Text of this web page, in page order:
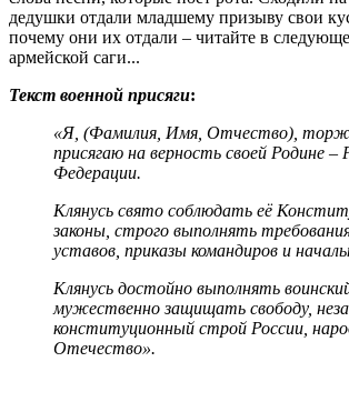
дедушки отдали младшему призыву свои
почему они их отдали – читайте в
армейской саги...
Текст военной присяги:
«Я, (Фамилия, Имя, Отчество),
присягаю на верность своей Родине –
Федерации.
Клянусь свято соблюдать её
законы, строго выполнять
уставов, приказы командиров и
Клянусь достойно выполнять
мужественно защищать свободу,
конституционный строй России,
Отечество».